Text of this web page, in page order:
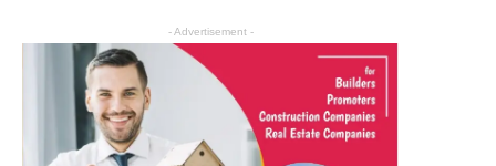
- Advertisement -